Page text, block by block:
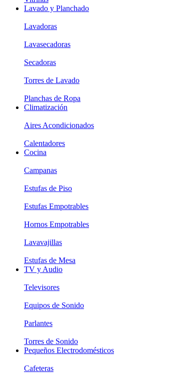
Lavado y Planchado
Lavadoras
Lavasecadoras
Secadoras
Torres de Lavado
Planchas de Ropa
Climatización
Aires Acondicionados
Calentadores
Cocina
Campanas
Estufas de Piso
Estufas Empotrables
Hornos Empotrables
Lavavajillas
Estufas de Mesa
TV y Audio
Televisores
Equipos de Sonido
Parlantes
Torres de Sonido
Pequeños Electrodomésticos
Cafeteras